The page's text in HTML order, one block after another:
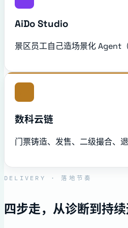
AiDo Studio
景区员工自己造场景化 Agent
数科云链
门票铸造、发售、二级撮合、
DELIVERY · 落地节奏
四步走，从诊断到持续